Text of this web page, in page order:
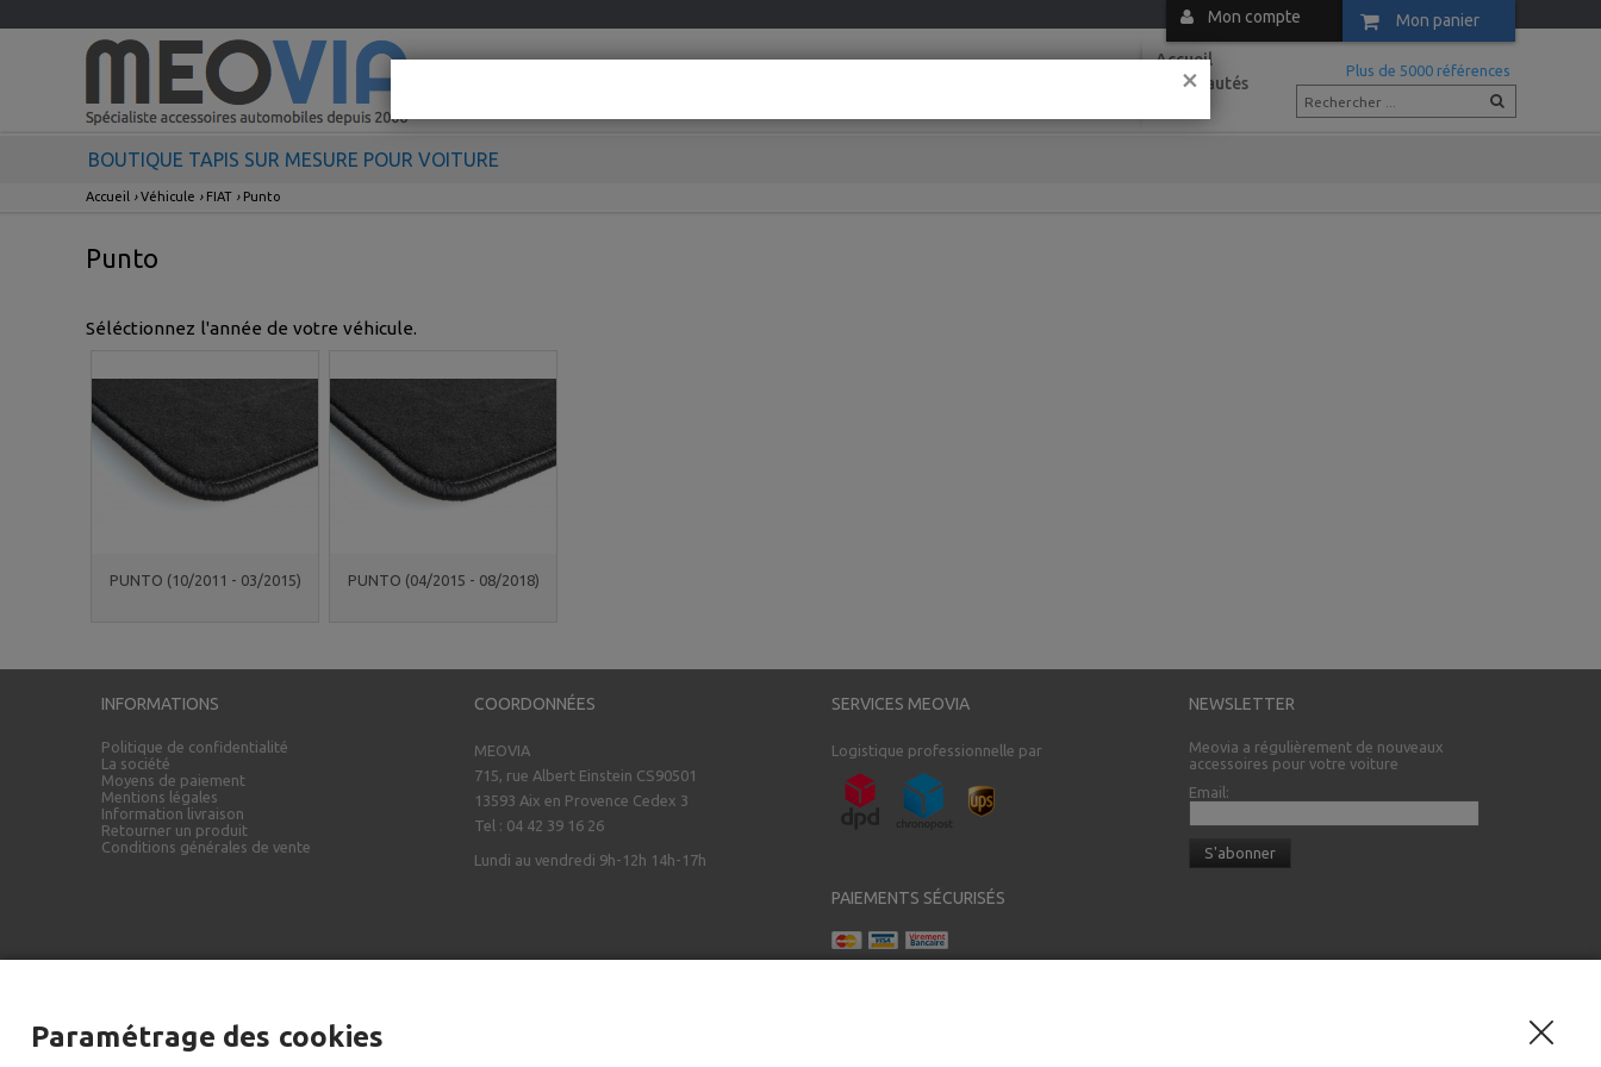
×
Mon compte Mon panier
Accueil
Nouveautés
Plus de 5000 références
BOUTIQUE TAPIS SUR MESURE POUR VOITURE
Accueil ›Véhicule › FIAT › Punto
Punto
Séléctionnez l'année de votre véhicule.
PUNTO (10/2011 - 03/2015) PUNTO (04/2015 - 08/2018)
INFORMATIONS
Politique de confidentialité
La société
Moyens de paiement
Mentions légales
Information livraison
Retourner un produit
Conditions générales de vente
COORDONNÉES
MEOVIA
715, rue Albert Einstein CS90501
13593 Aix en Provence Cedex 3
Tel : 04 42 39 16 26
Lundi au vendredi 9h-12h 14h-17h
SERVICES MEOVIA
Logistique professionnelle par
PAIEMENTS SÉCURISÉS
NEWSLETTER
Meovia a régulièrement de nouveaux
accessoires pour votre voiture
Email:
Paramétrage des cookies